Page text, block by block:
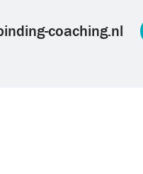
coaching.nl